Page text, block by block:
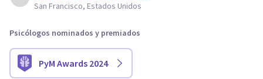
San Francisco, Estados Unidos
Psicólogos nominados y premiados
PyM Awards 2024